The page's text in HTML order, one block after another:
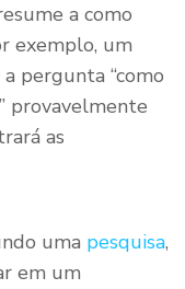
a como
exemplo, um
pergunta “como
provavelmente
as
uma pesquisa,
em um